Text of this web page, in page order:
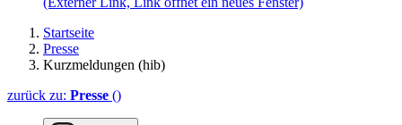
Startseite
Presse
Kurzmeldungen (hib)
zurück zu: Presse ()